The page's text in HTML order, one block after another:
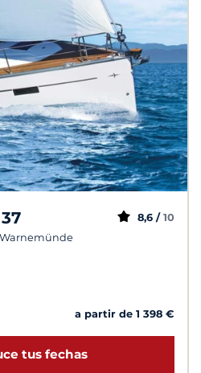
8,6 / 10
a partir de 1 398 €
tus fechas